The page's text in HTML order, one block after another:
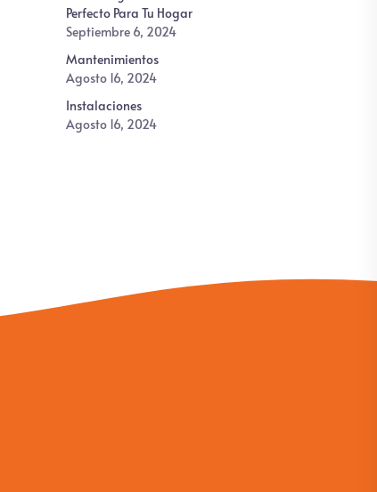
Perfecto Para Tu Hogar
Septiembre 6, 2024
Mantenimientos
Agosto 16, 2024
Instalaciones
Agosto 16, 2024